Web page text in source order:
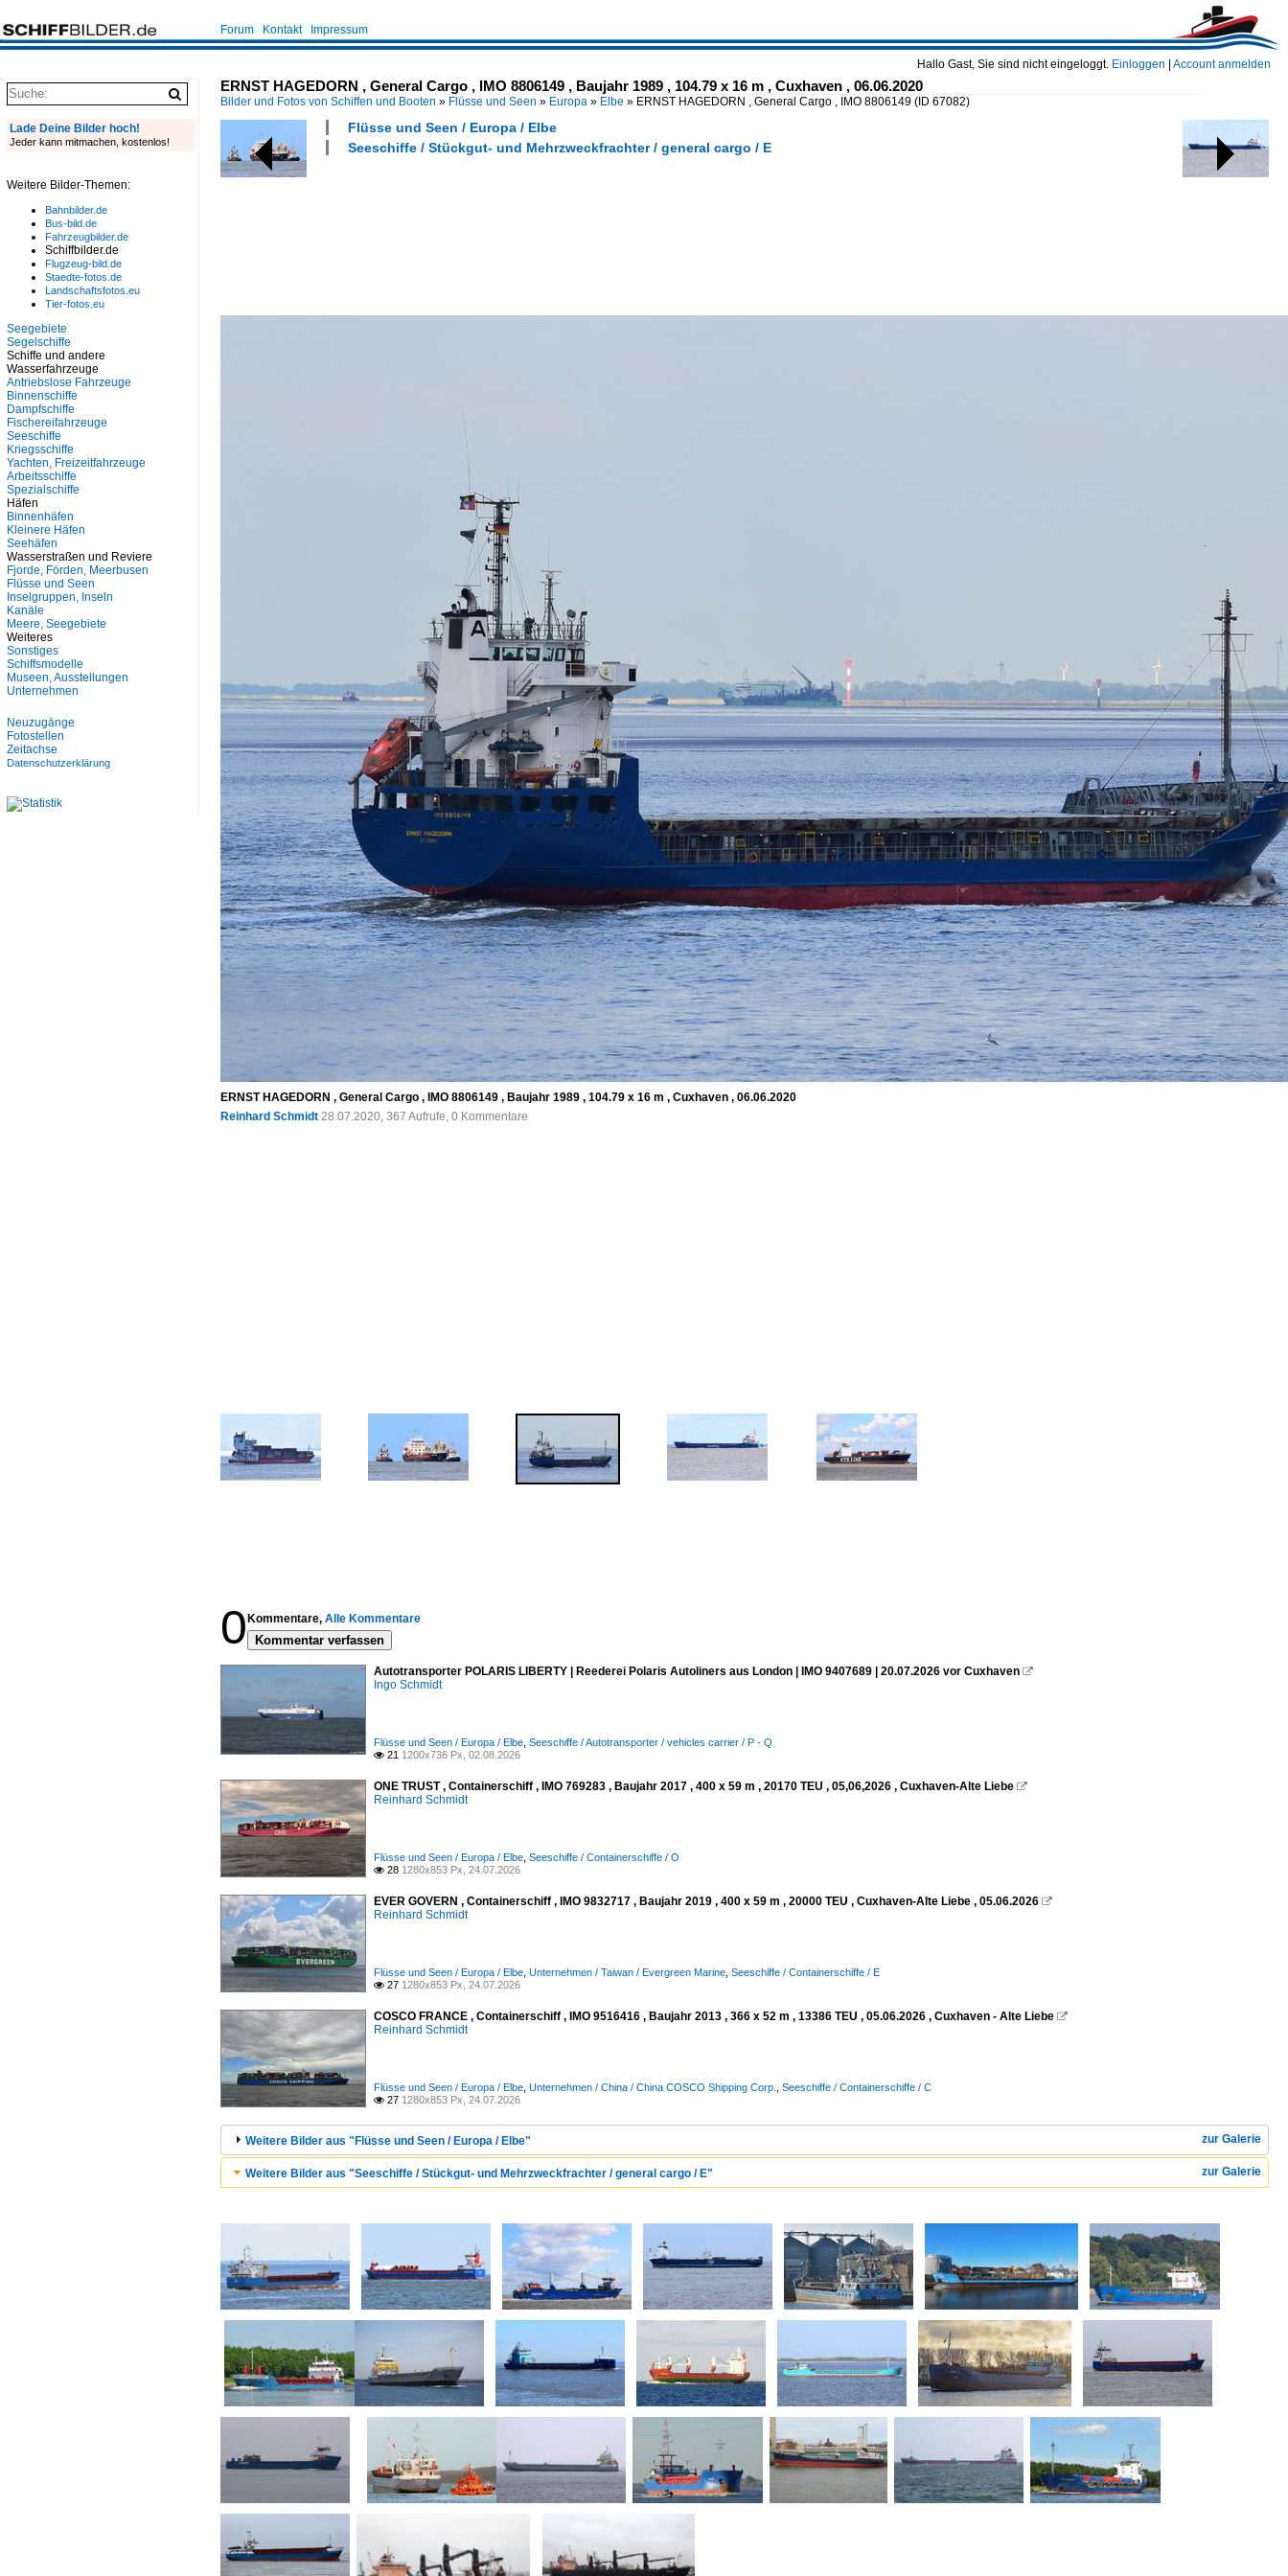
Hallo Gast, Sie sind nicht eingeloggt. Einloggen Account anmelden
Forum Kontakt Impressum
ERNST HAGEDORN , General Cargo , IMO 8806149 , Baujahr 1989 , 104.79 x 16 m , Cuxhaven , 06.06.2020
Bilder und Fotos von Schiffen und Booten » Flüsse und Seen » Europa » Elbe » ERNST HAGEDORN , General Cargo , IMO 8806149 (ID 67082)
Flüsse und Seen / Europa / Elbe
Seeschiffe / Stückgut- und Mehrzweckfrachter / general cargo / E
ERNST HAGEDORN , General Cargo , IMO 8806149 , Baujahr 1989 , 104.79 x 16 m , Cuxhaven , 06.06.2020
Reinhard Schmidt 28.07.2020, 367 Aufrufe, 0 Kommentare
0 Kommentare, Alle Kommentare
Kommentar verfassen
Autotransporter POLARIS LIBERTY | Reederei Polaris Autoliners aus London | IMO 9407689 | 20.07.2026 vor Cuxhaven 
Ingo Schmidt
Flüsse und Seen / Europa / Elbe Seeschiffe / Autotransporter / vehicles carrier / P - Q
 21 1200x736 Px, 02.08.2026
ONE TRUST , Containerschiff , IMO 769283 , Baujahr 2017 , 400 x 59 m , 20170 TEU , 05,06,2026 , Cuxhaven-Alte Liebe 
Reinhard Schmidt
Flüsse und Seen / Europa / Elbe Seeschiffe / Containerschiffe / O
 28 1280x853 Px, 24.07.2026
EVER GOVERN , Containerschiff , IMO 9832717 , Baujahr 2019 , 400 x 59 m , 20000 TEU , Cuxhaven-Alte Liebe , 05.06.2026 
Reinhard Schmidt
Flüsse und Seen / Europa / Elbe Unternehmen / Taiwan / Evergreen Marine Seeschiffe / Containerschiffe / E
 27 1280x853 Px, 24.07.2026
COSCO FRANCE , Containerschiff , IMO 9516416 , Baujahr 2013 , 366 x 52 m , 13386 TEU , 05.06.2026 , Cuxhaven - Alte Liebe 
Reinhard Schmidt
Flüsse und Seen / Europa / Elbe Unternehmen / China / China COSCO Shipping Corp. Seeschiffe / Containerschiffe / C
 27 1280x853 Px, 24.07.2026
zur Galerie
Weitere Bilder aus "Flüsse und Seen / Europa / Elbe"
zur Galerie
Weitere Bilder aus "Seeschiffe / Stückgut- und Mehrzweckfrachter / general cargo / E"
Lade Deine Bilder hoch!
Jeder kann mitmachen, kostenlos!
Weitere Bilder-Themen:
Bahnbilder.de
Bus-bild.de
Fahrzeugbilder.de
Schiffbilder.de
Flugzeug-bild.de
Staedte-fotos.de
Landschaftsfotos.eu
Tier-fotos.eu
Seegebiete
Segelschiffe
Schiffe und andere
Wasserfahrzeuge
Antriebslose Fahrzeuge
Binnenschiffe
Dampfschiffe
Fischereifahrzeuge
Seeschiffe
Kriegsschiffe
Yachten, Freizeitfahrzeuge
Arbeitsschiffe
Spezialschiffe
Häfen
Binnenhäfen
Kleinere Häfen
Seehäfen
Wasserstraßen und Reviere
Fjorde, Förden, Meerbusen
Flüsse und Seen
Inselgruppen, Inseln
Kanäle
Meere, Seegebiete
Weiteres
Sonstiges
Schiffsmodelle
Museen, Ausstellungen
Unternehmen
Neuzugänge
Fotostellen
Zeitachse
Datenschutzerklärung